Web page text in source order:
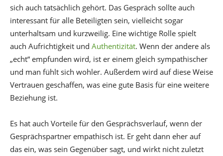
sich auch tatsächlich gehört. Das Gespräch sollte auch
interessant für alle Beteiligten sein, vielleicht sogar
unterhaltsam und kurzweilig. Eine wichtige Rolle spielt
auch Aufrichtigkeit und Authentizität. Wenn der andere als
„echt“ empfunden wird, ist er einem gleich sympathischer
und man fühlt sich wohler. Außerdem wird auf diese Weise
Vertrauen geschaffen, was eine gute Basis für eine weitere
Beziehung ist.
Es hat auch Vorteile für den Gesprächsverlauf, wenn der
Gesprächspartner empathisch ist. Er geht dann eher auf
das ein, was sein Gegenüber sagt, und wirkt nicht zuletzt